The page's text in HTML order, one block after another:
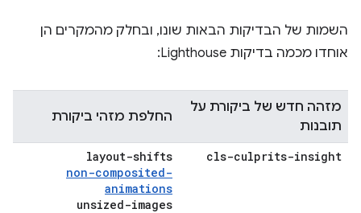
השמות של הבדיקות הבאות שונו, ובחלק מהמקרים הן
אוחדו מכמה בדיקות Lighthouse:
מזהה חדש של ביקורת על
תובנות
החלפת מזהי ביקורת
cls-culprits-insight
layout-shifts
non-composited-
animations
unsized-images